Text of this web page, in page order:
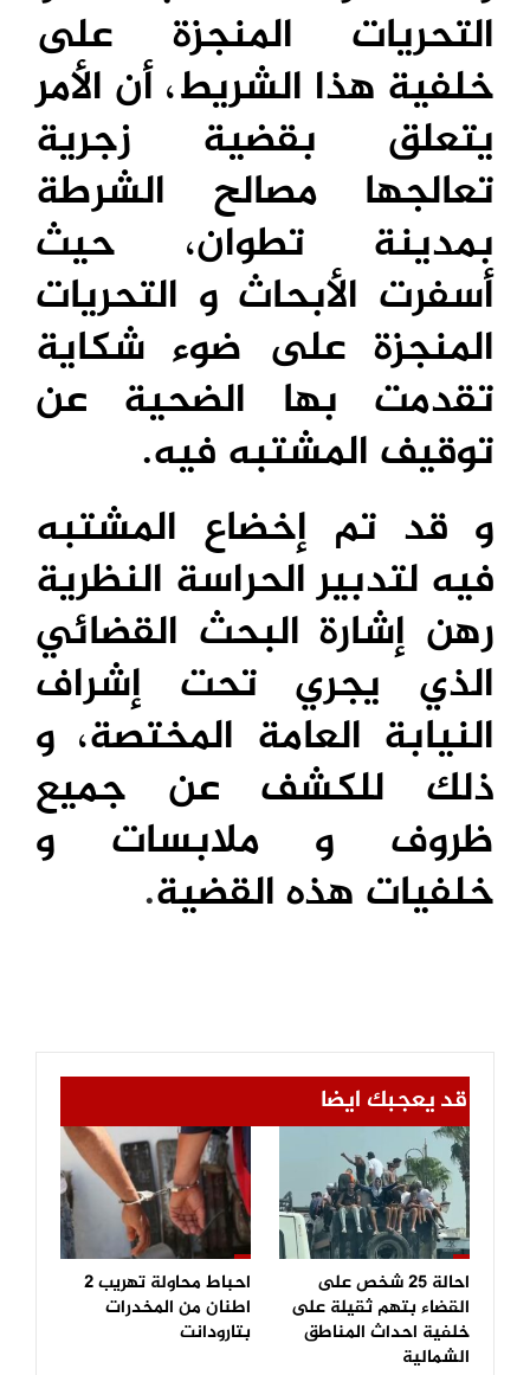
التحريات المنجزة على
خلفية هذا الشريط، أن الأمر
يتعلق بقضية زجرية
تعالجها مصالح الشرطة
بمدينة تطوان، حيث
أسفرت الأبحاث و التحريات
المنجزة على ضوء شكاية
تقدمت بها الضحية عن
توقيف المشتبه فيه.
و قد تم إخضاع المشتبه
فيه لتدبير الحراسة النظرية
رهن إشارة البحث القضائي
الذي يجري تحت إشراف
النيابة العامة المختصة، و
ذلك للكشف عن جميع
ظروف و ملابسات و
خلفيات هذه القضية.
قد يعجبك ايضا
احالة 25 شخص على
القضاء بتهم ثقيلة على
خلفية احداث المناطق
الشمالية
احباط محاولة تهريب 2
اطنان من المخدرات
بتارودانت